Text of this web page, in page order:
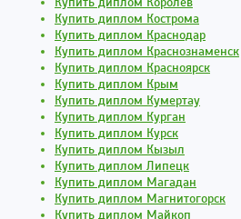
Купить диплом Кострома
Купить диплом Краснодар
Купить диплом Краснознаменск
Купить диплом Красноярск
Купить диплом Крым
Купить диплом Кумертау
Купить диплом Курган
Купить диплом Курск
Купить диплом Кызыл
Купить диплом Липецк
Купить диплом Магадан
Купить диплом Магнитогорск
Купить диплом Майкоп